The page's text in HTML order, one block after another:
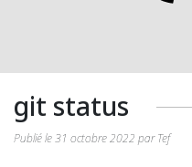
git status
Publié le 31 octobre 2022 par Tef